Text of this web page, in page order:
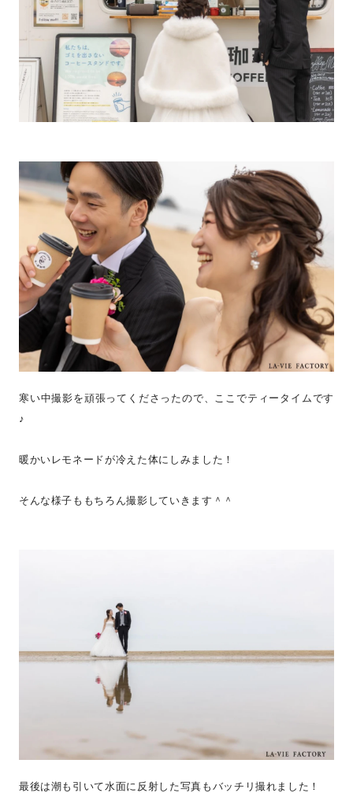
寒い中撮影を頑張ってくださったので、ここでティータイムです
♪
暖かいレモネードが冷えた体にしみました！
そんな様子ももちろん撮影していきます＾＾
最後は潮も引いて水面に反射した写真もバッチリ撮れました！